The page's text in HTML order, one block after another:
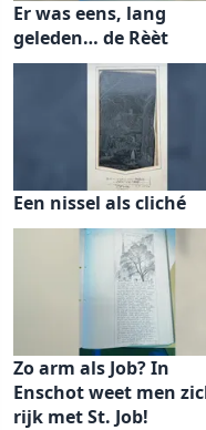
Er was eens, lang
geleden… de Rèèt
Een nissel als cliché
Zo arm als Job? In
Enschot weet men
rijk met St. Job!